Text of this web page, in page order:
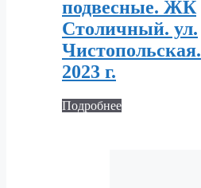
подвесные. ЖК
Столичный. ул.
Чистопольская.
2023 г.
Подробнее